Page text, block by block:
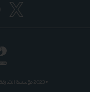
© 2023 مؤسسة الشارقة للتمكين الإجتماعي _ كل الحقوق محفوظة .